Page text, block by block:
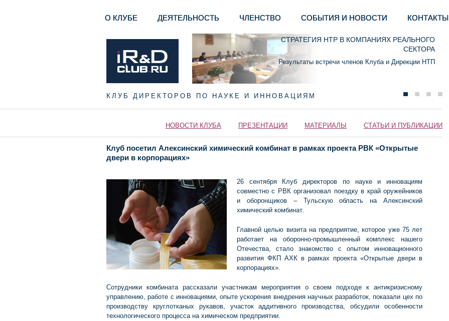
О КЛУБЕ ДЕЯТЕЛЬНОСТЬ ЧЛЕНСТВО СОБЫТИЯ И НОВОСТИ КОНТАКТЫ
СТРАТЕГИЯ НТР В КОМПАНИЯХ РЕАЛЬНОГО
СЕКТОРА
Результаты встречи членов Клуба и Дирекции НТП
КЛУБ ДИРЕКТОРОВ ПО НАУКЕ И ИННОВАЦИЯМ
НОВОСТИ КЛУБА ПРЕЗЕНТАЦИИ МАТЕРИАЛЫ СТАТЬИ И ПУБЛИКАЦИИ
Клуб посетил Алексинский химический комбинат в рамках проекта РВК «Открытые
двери в корпорациях»
26 сентября Клуб директоров по науке и инновациям
совместно с РВК организовал поездку в край оружейников
и оборонщиков – Тульскую область на Алексинский
химический комбинат.
Главной целью визита на предприятие, которое уже 75 лет
работает на оборонно-промышленный комплекс нашего
Отечества, стало знакомство с опытом инновационного
развития ФКП АХК в рамках проекта «Открытые двери в
корпорациях».
Сотрудники комбината рассказали участникам мероприятия о своем подходе к антикризисному
управлению, работе с инновациями, опыте ускорения внедрения научных разработок, показали цех по
производству круглотканых рукавов, участок аддитивного производства, обсудили особенности
технологического процесса на химическом предприятии.